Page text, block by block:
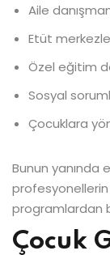
Aile
Etüt
Özel eğitim
Sosyal
Çocuklara
Bunun yanında
programlardan
Çocuk